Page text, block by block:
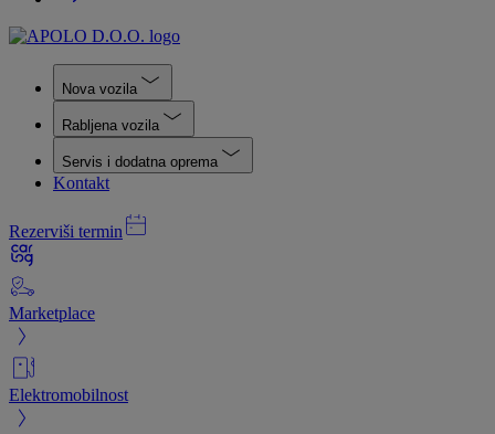
Nova vozila
Rabljena vozila
Servis i dodatna oprema
Kontakt
Rezerviši termin
Marketplace
Elektromobilnost